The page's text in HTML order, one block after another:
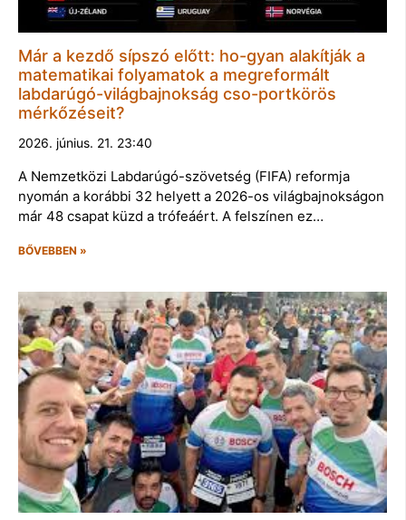
Már a kezdő sípszó előtt: ho-gyan alakítják a
matematikai folyamatok a megreformált
labdarúgó-világbajnokság cso-portkörös
mérkőzéseit?
2026. június. 21. 23:40
A Nemzetközi Labdarúgó-szövetség (FIFA) reformja
nyomán a korábbi 32 helyett a 2026-os világbajnokságon
már 48 csapat küzd a trófeáért. A felszínen ez…
BŐVEBBEN »